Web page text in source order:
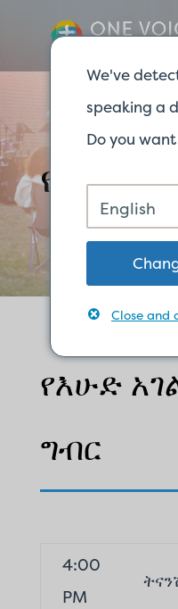
የእኛ
የእሁድ
ግብር
4:00
PM
We've
speaking a
Do you
English
Close and